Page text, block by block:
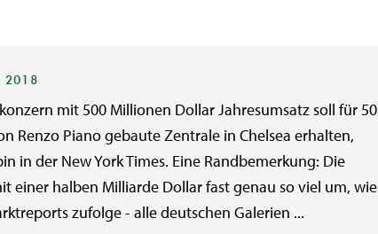
2018
mit 500 Millionen Dollar Jahresumsatz soll für 50
Renzo Piano gebaute Zentrale in Chelsea erhalten,
in der New York Times. Eine Randbemerkung: Die
einer halben Milliarde Dollar fast genau so viel um, wie
zufolge - alle deutschen Galerien ...